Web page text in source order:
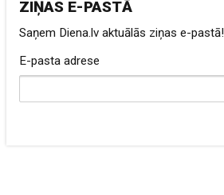
ZIŅAS E-PASTĀ
Saņem Diena.lv aktuālās ziņas e-pastā!
E-pasta adrese